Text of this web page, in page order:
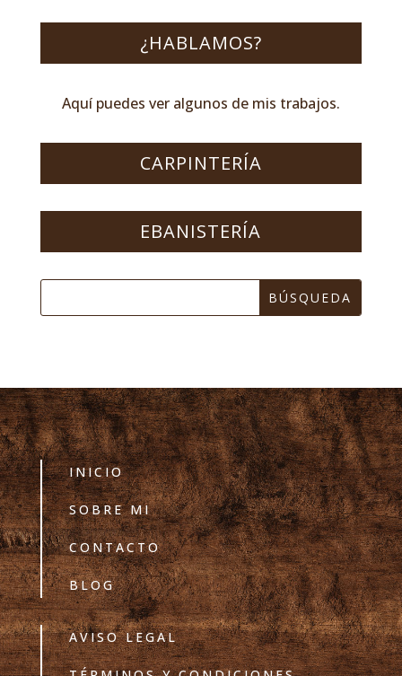
¿HABLAMOS?
Aquí puedes ver algunos de mis trabajos.
CARPINTERÍA
EBANISTERÍA
INICIO
SOBRE MI
CONTACTO
BLOG
AVISO LEGAL